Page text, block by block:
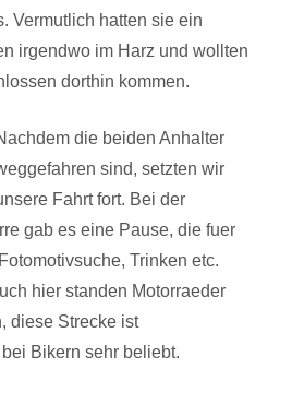
Vermutlich hatten sie ein
irgendwo im Harz und wollten
dorthin kommen.
die beiden Anhalter
sind, setzten wir
Fahrt fort. Bei der
gab es eine Pause, die fuer
Trinken etc.
hier standen Motorraeder
diese Strecke ist
Bikern sehr beliebt.